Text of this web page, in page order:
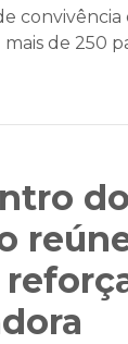
de 250